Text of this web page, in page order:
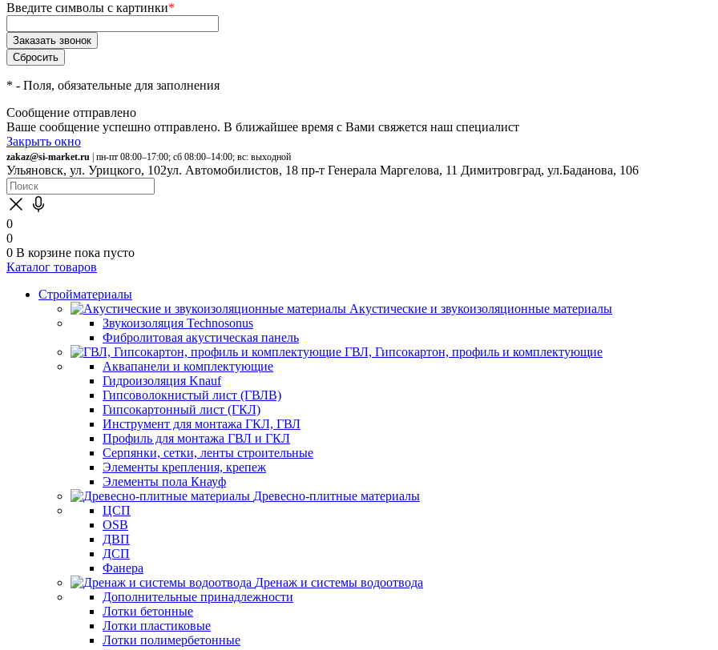
Введите символы с картинки*
* - Поля, обязательные для заполнения
Сообщение отправлено
Ваше сообщение успешно отправлено. В ближайшее время с Вами свяжется наш специалист
Закрыть окно
zakaz@si-market.ru | пн-пт 08:00–17:00; сб 08:00–14:00; вс: выходной
Ульяновск, ул. Урицкого, 102ул. Автомобилистов, 18 пр-т Генерала Маргелова, 11 Димитровград, ул.Баданова, 106
0
0
0 В корзине пока пусто
Каталог товаров
Стройматериалы
Акустические и звукоизоляционные материалы
Звукоизоляция Technosonus
Фибролитовая акустическая панель
ГВЛ, Гипсокартон, профиль и комплектующие
Аквапанели и комплектующие
Гидроизоляция Knauf
Гипсоволокнистый лист (ГВЛВ)
Гипсокартонный лист (ГКЛ)
Инструмент для монтажа ГКЛ, ГВЛ
Профиль для монтажа ГВЛ и ГКЛ
Серпянки, сетки, ленты строительные
Элементы крепления, крепеж
Элементы пола Кнауф
Древесно-плитные материалы
ЦСП
OSB
ДВП
ДСП
Фанера
Дренаж и системы водоотвода
Дополнительные принадлежности
Лотки бетонные
Лотки пластиковые
Лотки полимербетонные